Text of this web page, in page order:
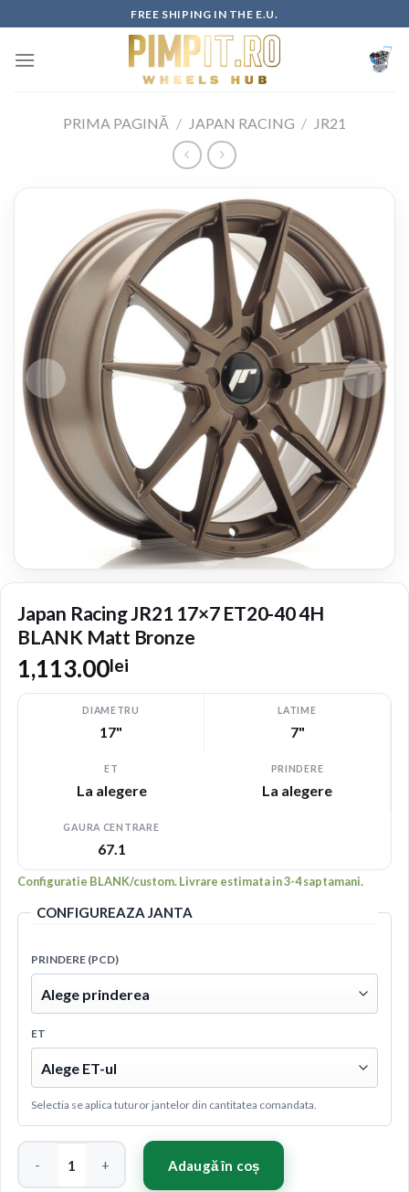
to
content
FREE SHIPING IN THE E.U.
PRIMA PAGINĂ / JAPAN RACING / JR21
Japan Racing JR21 17×7 ET20-40 4H
BLANK Matt Bronze
1,113.00lei
DIAMETRU
17"
LATIME
7"
ET
La alegere
PRINDERE
La alegere
GAURA CENTRARE
67.1
Configuratie BLANK/custom. Livrare estimata in 3-4 saptamani.
CONFIGUREAZA JANTA
PRINDERE (PCD)
ET
Selectia se aplica tuturor jantelor din cantitatea comandata.
Cantitate Japan Racing JR21 17x7 ET20-40 4H BLANK Matt
Adaugă în coș